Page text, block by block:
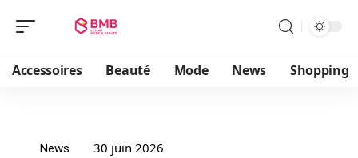
Accessoires Beauté Mode News Shopping
News 30 juin 2026